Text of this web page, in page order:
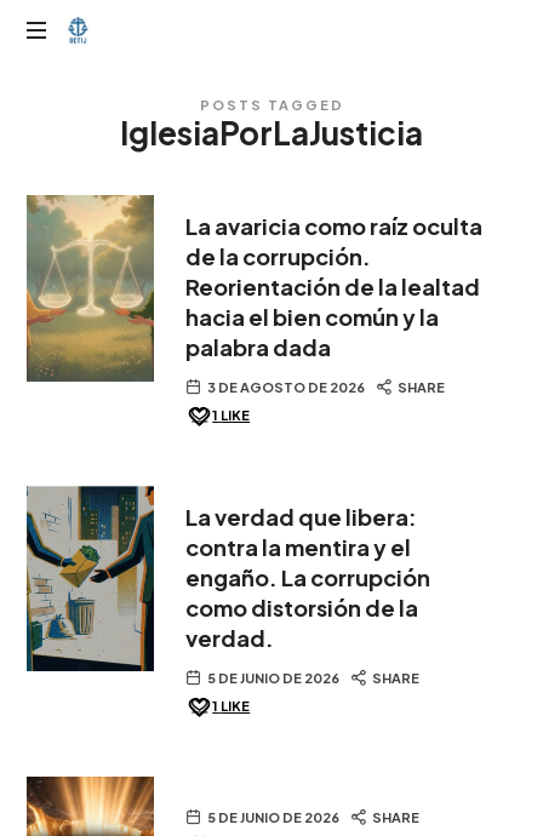
OTIJobservador
POSTS TAGGED
IglesiaPorLaJusticia
La avaricia como raíz oculta
de la corrupción.
Reorientación de la lealtad
hacia el bien común y la
palabra dada
3 DE AGOSTO DE 2026
SHARE
1 LIKE
La verdad que libera:
contra la mentira y el
engaño. La corrupción
como distorsión de la
verdad.
5 DE JUNIO DE 2026
SHARE
1 LIKE
5 DE JUNIO DE 2026
SHARE